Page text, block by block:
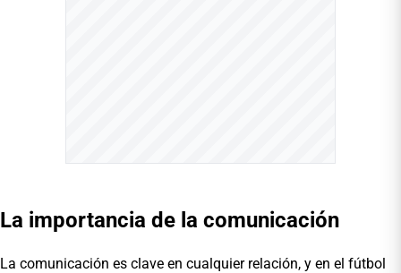
La importancia de la comunicación
La comunicación es clave en cualquier relación, y en el fútbol